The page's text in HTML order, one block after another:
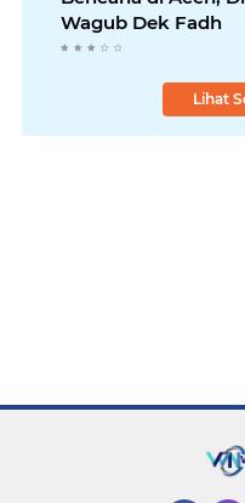
Wagub Dek Fadh
Lihat